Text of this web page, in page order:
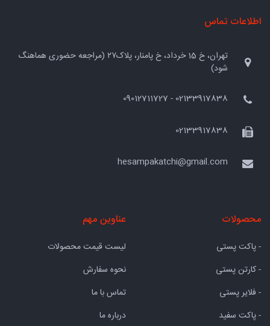
اطلاعات تماس
تهران، خ 15 خرداد، خ پامنار، پلاک۲۷ (مراجعه حضوری هماهنگ
شود)
02133917838 - 09012711727
02133917838
hesampakatchi@gmail.com
محصولات
- پاکت پستی
- کارتن پستی
- فلایر پستی
- پاکت سفید
عناوین مهم
لیست قیمت محصولات
نحوه سفارش
تماس با ما
درباره ما